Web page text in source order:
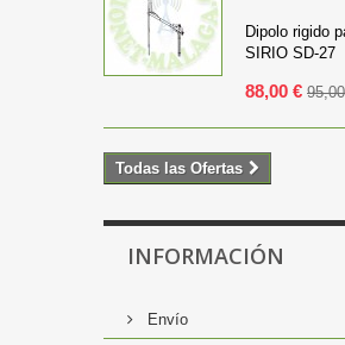
Dipolo rigido
SIRIO SD-27
88,00 €
Todas las Ofertas
INFORMACIÓN
Envío